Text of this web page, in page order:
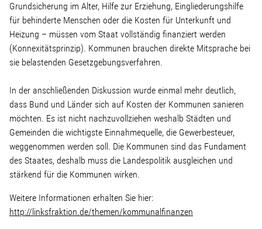
Pressebilder
Service
Termine
Stellenangebot
Kontakt
Team
Grundsicherung im Alter, Hilfe zur Erziehung, Eingliederungshilfe
für behinderte Menschen oder die Kosten für Unterkunft und
Heizung – müssen vom Staat vollständig finanziert werden
(Konnexitätsprinzip). Kommunen brauchen direkte Mitsprache bei
sie belastenden Gesetzgebungsverfahren.
In der anschließenden Diskussion wurde einmal mehr deutlich,
dass Bund und Länder sich auf Kosten der Kommunen sanieren
möchten. Es ist nicht nachzuvollziehen weshalb Städten und
Gemeinden die wichtigste Einnahmequelle, die Gewerbesteuer,
weggenommen werden soll. Die Kommunen sind das Fundament
des Staates, deshalb muss die Landespolitik ausgleichen und
stärkend für die Kommunen wirken.
Weitere Informationen erhalten Sie hier:
http://linksfraktion.de/themen/kommunalfinanzen